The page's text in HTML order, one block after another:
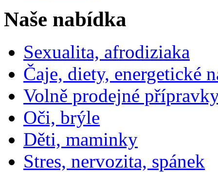
Naše nabídka
Sexualita, afrodiziaka
Čaje, diety, energetické
Volně prodejné
Oči, brýle
Děti, maminky
Stres, nervozita, spánek